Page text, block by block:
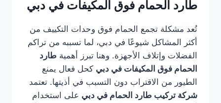
طارد الحمام فوق المكيفات في دبي
تُعد مشكلة تجمع الحمام فوق وحدات التكييف من
أكثر المشاكل شيوعًا في دبي، لما تسببه من تراكم
الفضلات وإتلاف الأجهزة. وهنا تبرز أهمية طارد
الحمام فوق المكيفات في دبي كحل فعال يمنع
الطيور من الاقتراب دون التسبب في أذيتها. تعتمد
شركة تركيب طارد الحمام في دبي على استخدام